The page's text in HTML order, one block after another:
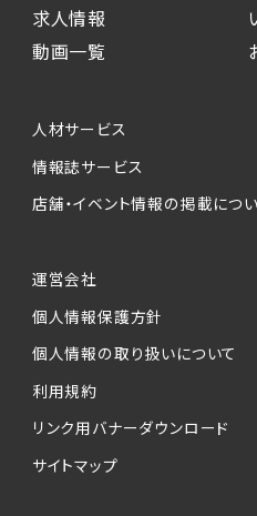
求人情報
動画一覧
人材サービス
情報誌サービス
店舗・イベント情報の掲載につ
運営会社
個人情報保護方針
個人情報の取り扱いについて
利用規約
リンク用バナーダウンロード
サイトマップ